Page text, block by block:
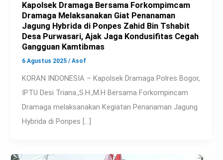
Kapolsek Dramaga Bersama Forkompimcam
Dramaga Melaksanakan Giat Penanaman
Jagung Hybrida di Ponpes Zahid Bin Tshabit
Desa Purwasari, Ajak Jaga Kondusifitas Cegah
Gangguan Kamtibmas
6 Agustus 2025/Asof
KORAN INDONESIA – Kapolsek Dramaga Polres Bogor,
IPTU Desi Triana.,S.H.,M.H Bersama Forkompincam
Dramaga melaksanakan Kegiatan Penanaman Jagung
Hybrida di Ponpes […]